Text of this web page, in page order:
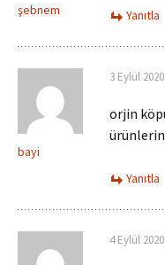
şebnem Yanıtla
bayi
3 Eylül
orjin
Yanıtla
4 Eylül